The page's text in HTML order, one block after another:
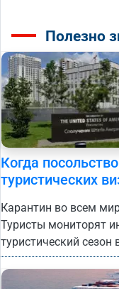
Полезно
Когда
туристических
Карантин во всем
Туристы мониторят
туристический сезон